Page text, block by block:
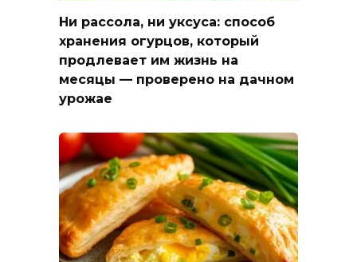
Ни рассола, ни уксуса: способ
хранения огурцов, который
продлевает им жизнь на
месяцы — проверено на дачном
урожае